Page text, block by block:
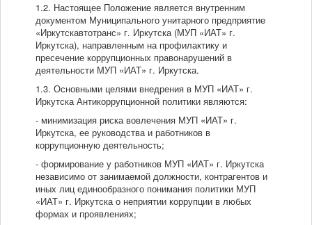
1.2. Настоящее Положение является внутренним
документом Муниципального унитарного предприятие
«Иркутскавтотранс» г. Иркутска (МУП «ИАТ» г.
Иркутска), направленным на профилактику и
пресечение коррупционных правонарушений в
деятельности МУП «ИАТ» г. Иркутска.
1.3. Основными целями внедрения в МУП «ИАТ» г.
Иркутска Антикоррупционной политики являются:
- минимизация риска вовлечения МУП «ИАТ» г.
Иркутска, ее руководства и работников в
коррупционную деятельность;
- формирование у работников МУП «ИАТ» г. Иркутска
независимо от занимаемой должности, контрагентов и
иных лиц единообразного понимания политики МУП
«ИАТ» г. Иркутска о неприятии коррупции в любых
формах и проявлениях;